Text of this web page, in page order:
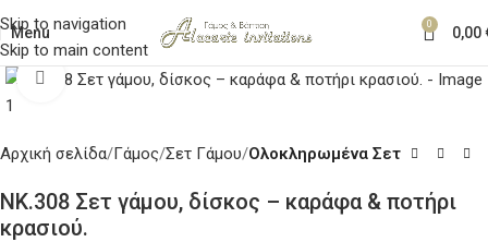
Skip to navigation
Skip to main content
Menu 0 0,00
Κλικ για μεγέθυνση
Αρχική σελίδα Γάμος Σετ Γάμου Ολοκληρωμένα Σετ
NK.308 Σετ γάμου, δίσκος – καράφα & ποτήρι
κρασιού.